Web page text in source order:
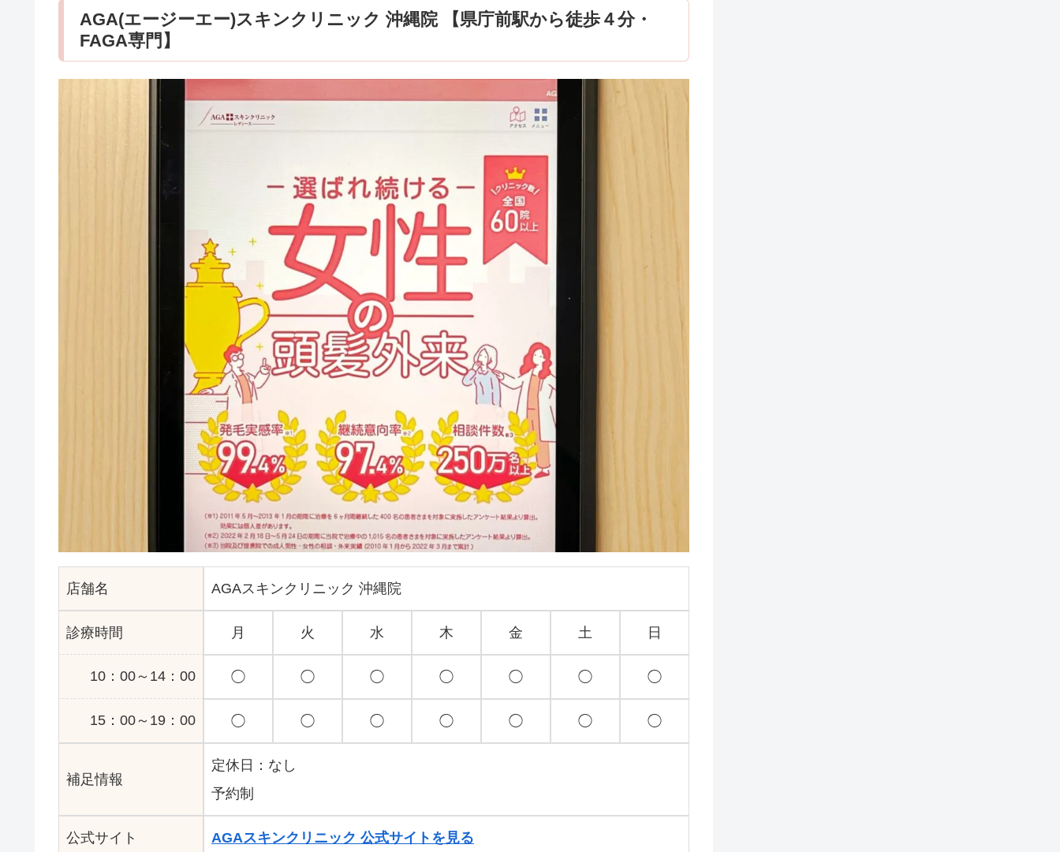
AGA(エージーエー)スキンクリニック 沖縄院 【県庁前駅から徒歩４分・
FAGA専門】
店舗名 AGAスキンクリニック 沖縄院
診療時間 月 火 水 木 金 土 日
10：00～14：00 ◯ ◯ ◯ ◯ ◯ ◯ ◯
15：00～19：00 ◯ ◯ ◯ ◯ ◯ ◯ ◯
補足情報
定休日：なし
予約制
公式サイト AGAスキンクリニック 公式サイトを見る